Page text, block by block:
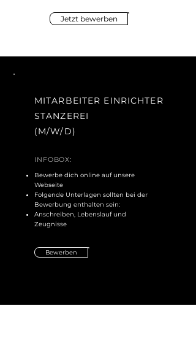
Jetzt bewerben
MITARBEITER EINRICHTER
STANZEREI
(M/W/D)
INFOBOX:
Bewerbe dich online auf unsere
Webseite
Folgende Unterlagen sollten bei der
Bewerbung enthalten sein:
Anschreiben, Lebenslauf und
Zeugnisse
Bewerben